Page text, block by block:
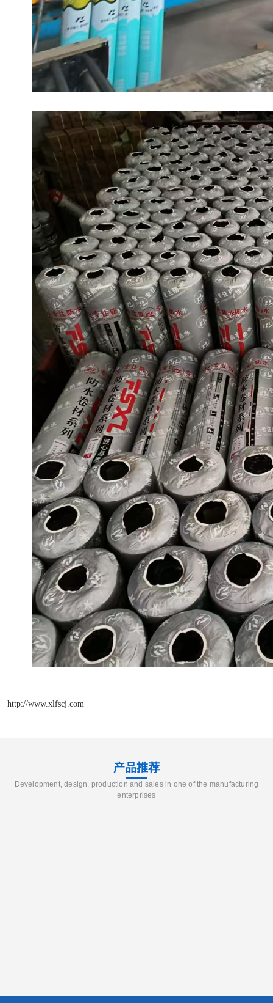
http://www.xlfscj.com
产品推荐
Development, design, production and sales in one of the manufacturing
enterprises